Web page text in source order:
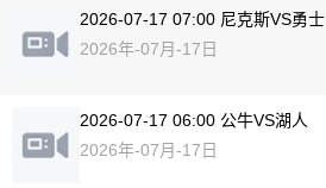
2026-07-17 07:00 尼克斯VS勇士
2026年-07月-17日
2026-07-17 06:00 公牛VS湖人
2026年-07月-17日